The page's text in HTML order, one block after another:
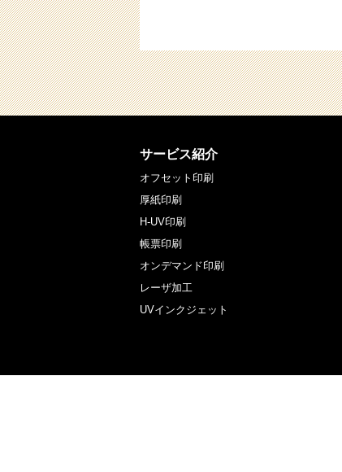
サービス紹介
オフセット印刷
厚紙印刷
H-UV印刷
帳票印刷
オンデマンド印刷
レーザ加工
UVインクジェット